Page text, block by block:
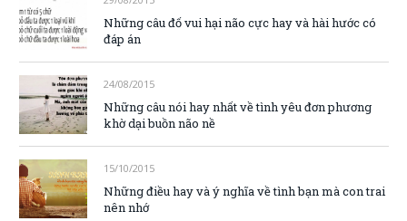
Những câu đố vui hại não cực hay và hài hước có
đáp án
24/08/2015
Những câu nói hay nhất về tình yêu đơn phương
khờ dại buồn não nề
15/10/2015
Những điều hay và ý nghĩa về tình bạn mà con trai
nên nhớ